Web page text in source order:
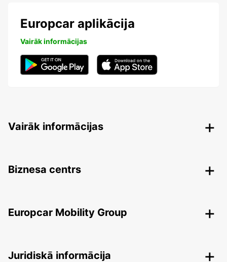
Europcar aplikācija
Vairāk informācijas
Vairāk informācijas
Biznesa centrs
Europcar Mobility Group
Juridiskā informācija